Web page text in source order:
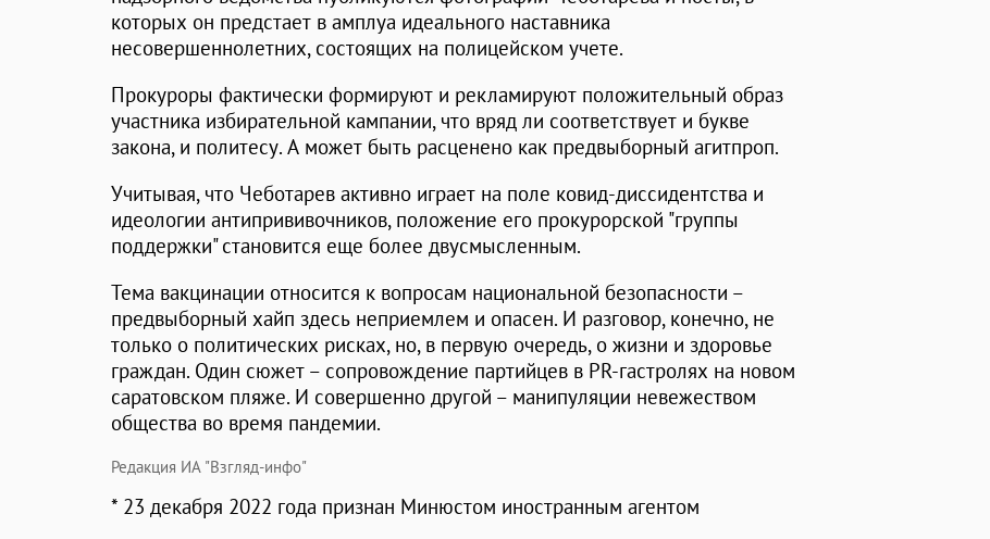
которых он предстает в амплуа идеального наставника
несовершеннолетних, состоящих на полицейском учете.
Прокуроры фактически формируют и рекламируют положительный образ
участника избирательной кампании, что вряд ли соответствует и букве
закона, и политесу. А может быть расценено как предвыборный агитпроп.
Учитывая, что Чеботарев активно играет на поле ковид-диссидентства и
идеологии антипрививочников, положение его прокурорской "группы
поддержки" становится еще более двусмысленным.
Тема вакцинации относится к вопросам национальной безопасности –
предвыборный хайп здесь неприемлем и опасен. И разговор, конечно, не
только о политических рисках, но, в первую очередь, о жизни и здоровье
граждан. Один сюжет – сопровождение партийцев в PR-гастролях на новом
саратовском пляже. И совершенно другой – манипуляции невежеством
общества во время пандемии.
Редакция ИА "Взгляд-инфо"
* 23 декабря 2022 года признан Минюстом иностранным агентом